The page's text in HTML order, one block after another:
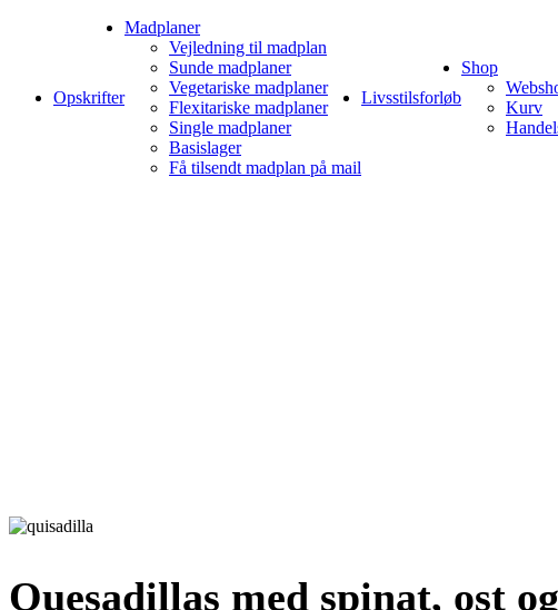
Opskrifter
Madplaner
Vejledning til madplan
Sunde madplaner
Vegetariske madplaner
Flexitariske madplaner
Single madplaner
Basislager
Få tilsendt madplan på mail
Livsstilsforløb
Shop
Kurv
Quesadillas med spinat, ost